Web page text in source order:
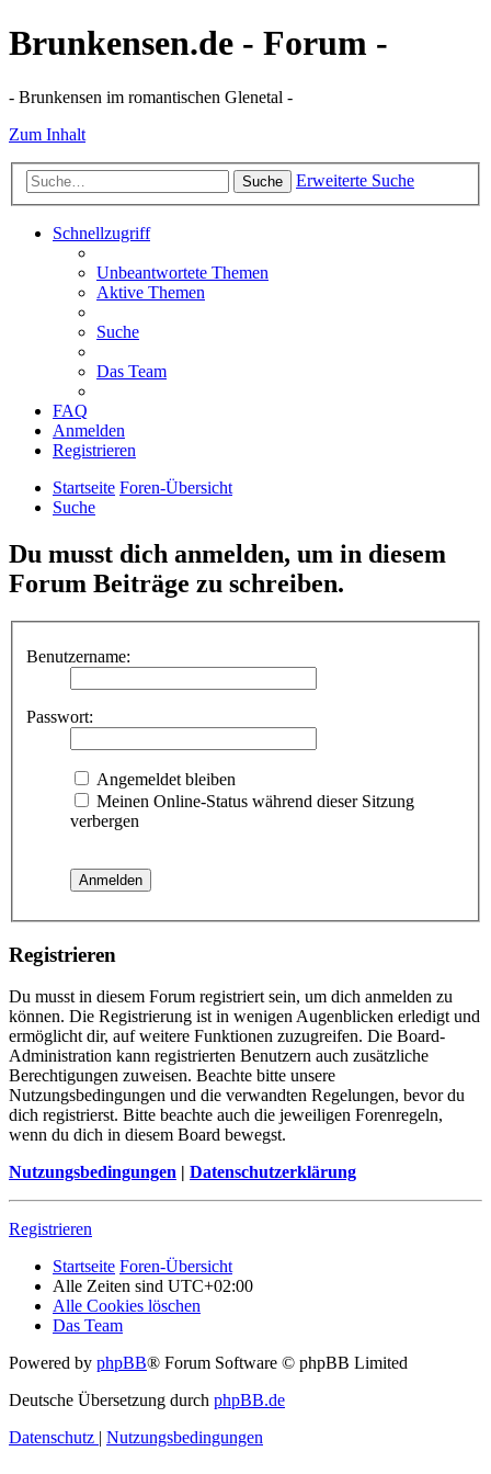
Brunkensen.de - Forum -
- Brunkensen im romantischen Glenetal -
Zum Inhalt
Suche Erweiterte Suche
Schnellzugriff
Unbeantwortete Themen
Aktive Themen
Suche
Das Team
FAQ
Anmelden
Registrieren
Startseite Foren-Übersicht
Suche
Du musst dich anmelden, um in diesem
Forum Beiträge zu schreiben.
Benutzername:
Passwort:
Angemeldet bleiben
Meinen Online-Status während dieser Sitzung
verbergen
Registrieren
Du musst in diesem Forum registriert sein, um dich anmelden zu
können. Die Registrierung ist in wenigen Augenblicken erledigt und
ermöglicht dir, auf weitere Funktionen zuzugreifen. Die Board-
Administration kann registrierten Benutzern auch zusätzliche
Berechtigungen zuweisen. Beachte bitte unsere
Nutzungsbedingungen und die verwandten Regelungen, bevor du
dich registrierst. Bitte beachte auch die jeweiligen Forenregeln,
wenn du dich in diesem Board bewegst.
Nutzungsbedingungen | Datenschutzerklärung
Registrieren
Startseite Foren-Übersicht
Alle Zeiten sind UTC+02:00
Alle Cookies löschen
Das Team
Powered by phpBB® Forum Software © phpBB Limited
Deutsche Übersetzung durch phpBB.de
Datenschutz | Nutzungsbedingungen